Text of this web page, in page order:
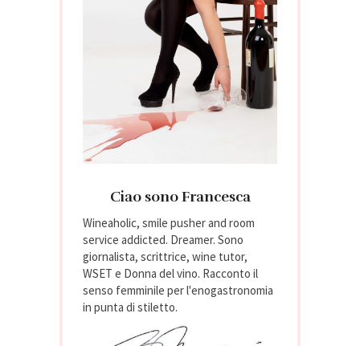
Ciao sono Francesca
Wineaholic, smile pusher and room
service addicted. Dreamer. Sono
giornalista, scrittrice, wine tutor,
WSET e Donna del vino. Racconto il
senso femminile per l'enogastronomia
in punta di stiletto.